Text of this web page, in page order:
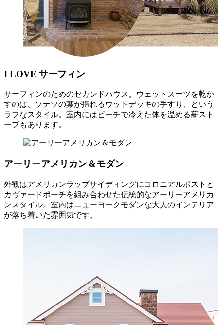
I LOVE サーフィン
サーフィンのためのセカンドハウス。ウェットスーツを乾か
すのは、ソテツの葉が揺れるウッドデッキの手すり、という
ラフなスタイル。室内にはビーチで冷えた体を温める薪スト
ーブもあります。
アーリーアメリカン＆モダン
外観はアメリカンラップサイディングにコロニアルポストと
カヴァードポーチを組み合わせた伝統的なアーリーアメリカ
ンスタイル。室内はニューヨークモダンな大人のインテリア
が落ち着いた雰囲気です。